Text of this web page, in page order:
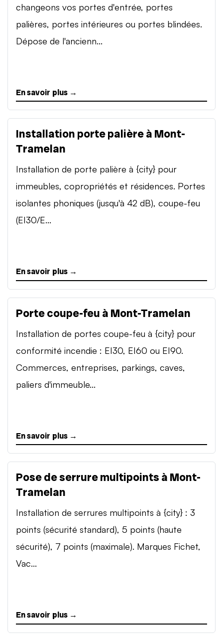
changeons vos portes d'entrée, portes
palières, portes intérieures ou portes blindées.
Dépose de l'ancienn...
En savoir plus →
Installation porte palière à Mont-
Tramelan
Installation de porte palière à {city} pour
immeubles, copropriétés et résidences. Portes
isolantes phoniques (jusqu'à 42 dB), coupe-feu
(EI30/E...
En savoir plus →
Porte coupe-feu à Mont-Tramelan
Installation de portes coupe-feu à {city} pour
conformité incendie : EI30, EI60 ou EI90.
Commerces, entreprises, parkings, caves,
paliers d'immeuble...
En savoir plus →
Pose de serrure multipoints à Mont-
Tramelan
Installation de serrures multipoints à {city} : 3
points (sécurité standard), 5 points (haute
sécurité), 7 points (maximale). Marques Fichet,
Vac...
En savoir plus →